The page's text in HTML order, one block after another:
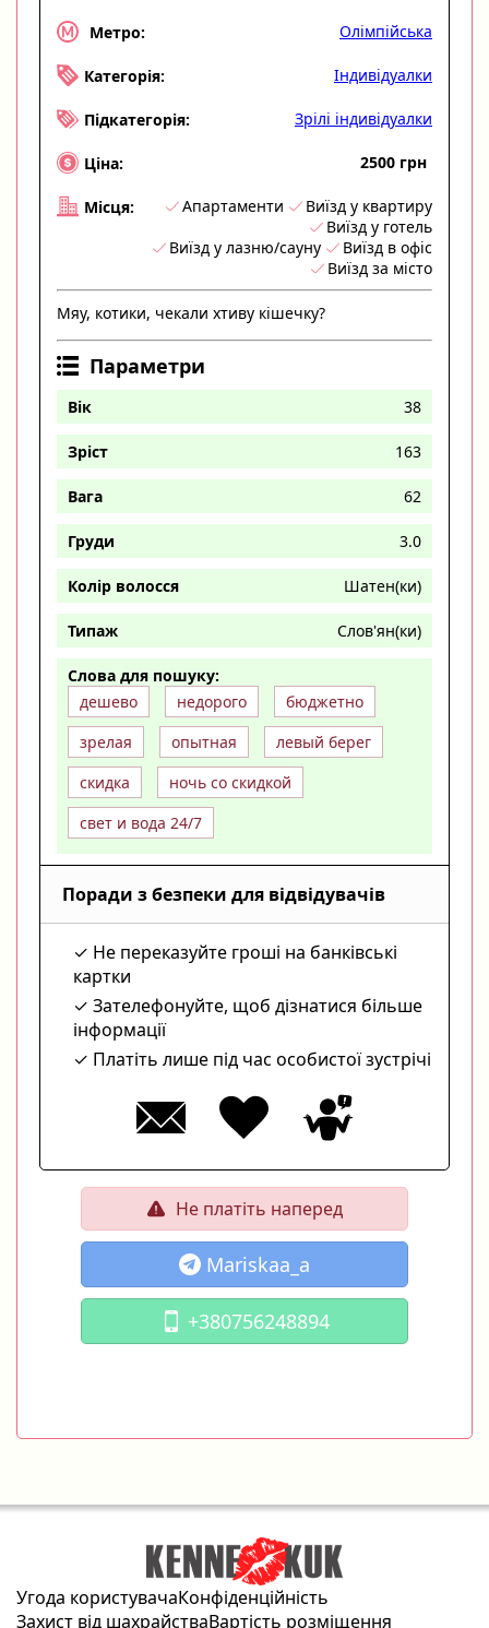
Метро: Олімпійська
Категорія: Індивідуалки
Підкатегорія: Зрілі індивідуалки
Ціна: 2500 грн
Місця: Апартаменти
Виїзд у квартиру
Виїзд у готель
Виїзд у лазню/сауну
Виїзд в офіс
Виїзд за місто
Мяу, котики, чекали хтиву кішечку?
Параметри
Вік 38
Зріст 163
Вага 62
Груди 3.0
Колір волосся Шатен(ки)
Типаж Слов'ян(ки)
Слова для пошуку:
дешево
недорого
бюджетно
зрелая
опытная
левый берег
скидка
ночь со скидкой
свет и вода 24/7
Поради з безпеки для відвідувачів
Не переказуйте гроші на банківські
картки
Зателефонуйте, щоб дізнатися більше
інформації
Платіть лише під час особистої зустрічі
Не платіть наперед
Mariskaa_a
+380756248894
Угода користувачаКонфіденційність
Захист від шахрайстваВартість розміщення